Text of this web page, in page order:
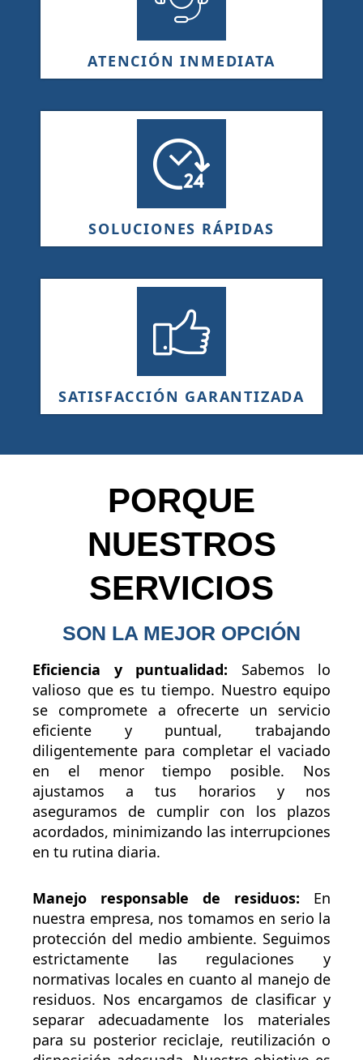
ATENCIÓN INMEDIATA
SOLUCIONES RÁPIDAS
SATISFACCIÓN GARANTIZADA
PORQUE
NUESTROS
SERVICIOS
SON LA MEJOR OPCIÓN
Eficiencia y puntualidad: Sabemos lo
valioso que es tu tiempo. Nuestro equipo
se compromete a ofrecerte un servicio
eficiente y puntual, trabajando
diligentemente para completar el vaciado
en el menor tiempo posible. Nos
ajustamos a tus horarios y nos
aseguramos de cumplir con los plazos
acordados, minimizando las interrupciones
en tu rutina diaria.
Manejo responsable de residuos: En
nuestra empresa, nos tomamos en serio la
protección del medio ambiente. Seguimos
estrictamente las regulaciones y
normativas locales en cuanto al manejo de
residuos. Nos encargamos de clasificar y
separar adecuadamente los materiales
para su posterior reciclaje, reutilización o